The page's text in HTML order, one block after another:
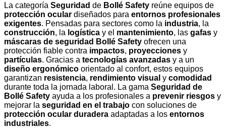
La categoría Seguridad de Bollé Safety reúne equipos de
protección ocular diseñados para entornos profesionales
exigentes. Pensadas para sectores como la industria, la
construcción, la logística y el mantenimiento, las gafas y
máscaras de seguridad Bollé Safety ofrecen una
protección fiable contra impactos, proyecciones y
partículas. Gracias a tecnologías avanzadas y a un
diseño ergonómico orientado al confort, estos equipos
garantizan resistencia, rendimiento visual y comodidad
durante toda la jornada laboral. La gama Seguridad de
Bollé Safety ayuda a los profesionales a prevenir riesgos y
mejorar la seguridad en el trabajo con soluciones de
protección ocular duradera adaptadas a los entornos
industriales.